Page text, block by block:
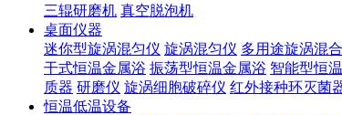
三辊研磨机 真空脱泡机
桌面仪器
迷你型旋涡混匀仪 旋涡混匀仪 多用途旋涡混
干式恒温金属浴 振荡型恒温金属浴 智能型恒
质器 研磨仪 旋涡细胞破碎仪 红外接种环灭菌
恒温低温设备